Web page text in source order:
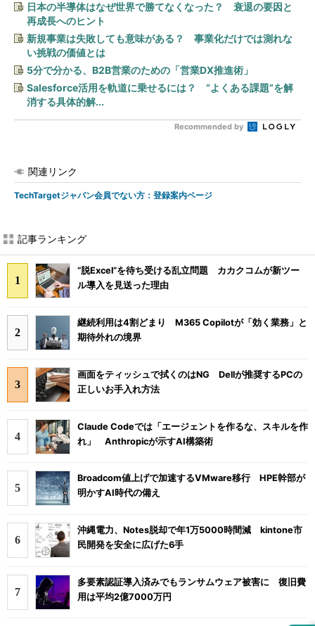
日本の半導体はなぜ世界で勝てなくなった？ 衰退の要因と
再成長へのヒント
新規事業は失敗しても意味がある？ 事業化だけでは測れな
い挑戦の価値とは
5分で分かる、B2B営業のための「営業DX推進術」
Salesforce活用を軌道に乗せるには？ “よくある課題”を解
消する具体的解...
Recommended by
関連リンク
TechTargetジャパン会員でない方：登録案内ページ
記事ランキング
“脱Excel”を待ち受ける乱立問題 カカクコムが新ツー
ル導入を見送った理由
継続利用は4割どまり M365 Copilotが「効く業務」と
期待外れの境界
画面をティッシュで拭くのはNG Dellが推奨するPCの
正しいお手入れ方法
Claude Codeでは「エージェントを作るな、スキルを作
れ」 Anthropicが示すAI構築術
Broadcom値上げで加速するVMware移行 HPE幹部が
明かすAI時代の備え
沖縄電力、Notes脱却で年1万5000時間減 kintone市
民開発を安全に広げた6手
多要素認証導入済みでもランサムウェア被害に 復旧費
用は平均2億7000万円